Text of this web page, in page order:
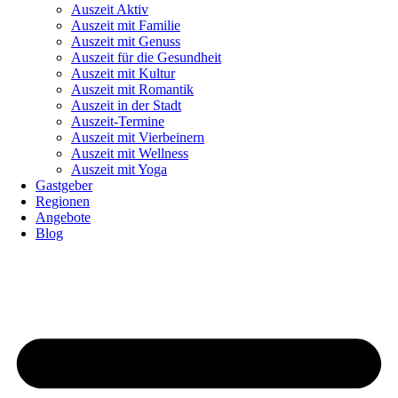
Auszeit Aktiv
Auszeit mit Familie
Auszeit mit Genuss
Auszeit für die Gesundheit
Auszeit mit Kultur
Auszeit mit Romantik
Auszeit in der Stadt
Auszeit-Termine
Auszeit mit Vierbeinern
Auszeit mit Wellness
Auszeit mit Yoga
Gastgeber
Regionen
Angebote
Blog